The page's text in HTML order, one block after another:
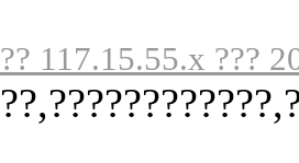
?? 117.15.55.x ???